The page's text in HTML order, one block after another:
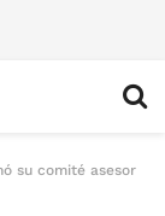
su comité asesor